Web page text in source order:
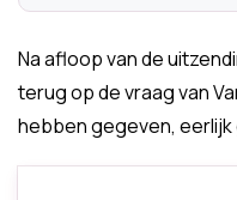
Na afloop van de
terug op de vraag van
hebben gegeven, eerlijk